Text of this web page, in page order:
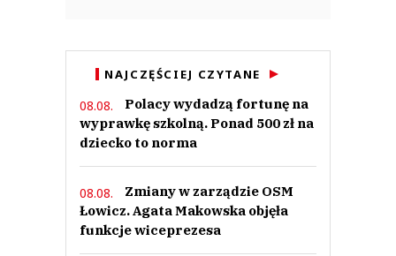
NAJCZĘŚCIEJ CZYTANE
08.08.
Polacy wydadzą fortunę na
wyprawkę szkolną. Ponad 500 zł na
dziecko to norma
08.08.
Zmiany w zarządzie OSM
Łowicz. Agata Makowska objęła
funkcje wiceprezesa